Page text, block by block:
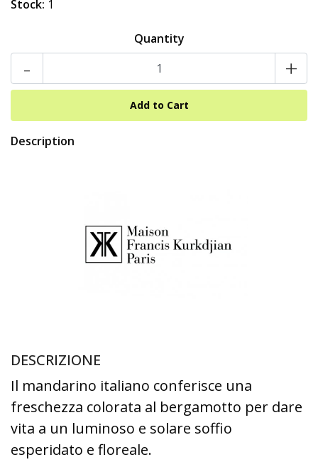
Stock: 1
Quantity
- +
Description
DESCRIZIONE
Il mandarino italiano conferisce una
freschezza colorata al bergamotto per dare
vita a un luminoso e solare soffio
esperidato e floreale.